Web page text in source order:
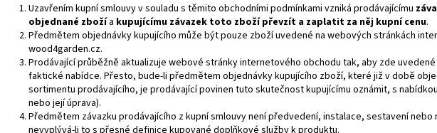
Uzavřením kupní smlouvy v souladu s těmito obchodními podmínkami vzniká prodávajícímu
objednané zbožía kupujícímu závazek toto zboží převzít a zaplatit za něj kupní cenu.
Předmětem objednávky kupujícího může být pouze zboží uvedené na webových stránkách
wood4garden.cz.
Prodávající průběžně aktualizuje webové stránky internetového obchodu tak, aby zde
faktické nabídce. Přesto, bude-li předmětem objednávky kupujícího zboží, které již v době
sortimentu prodávajícího, je prodávající povinen tuto skutečnost kupujícímu oznámit, s
nebo její úprava).
Předmětem závazku prodávajícího z kupní smlouvy není předvedení, instalace, sestavení
nevyplývá-li to s přesné definice kupované doplňkové služby k produktu.